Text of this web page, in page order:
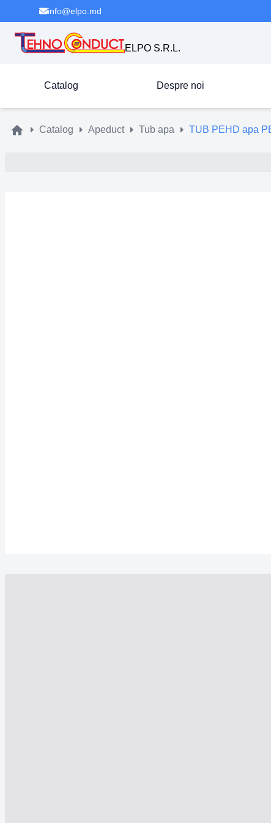
info@elpo.md
ELPO S.R.L.
Catalog Despre noi
Catalog Apeduct Tub apa TUB PEHD apa